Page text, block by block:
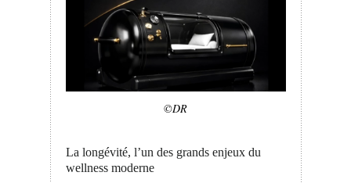
©DR
La longévité, l’un des grands enjeux du
wellness moderne